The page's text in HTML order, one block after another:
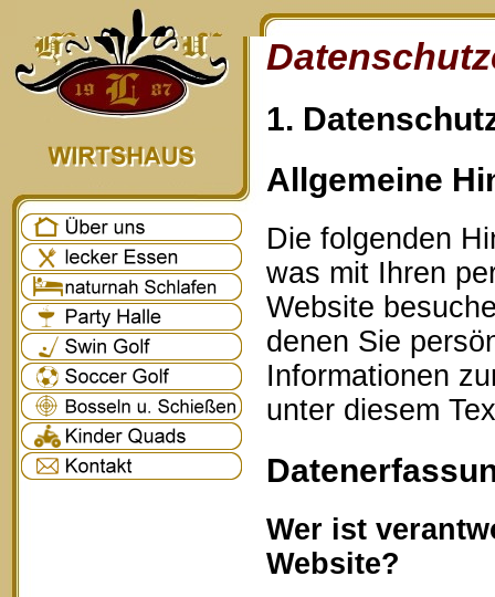
1.
Allgemeine
Die folgenden
was mit Ihren
Website
denen Sie
Informationen
unter diesem
Wer ist
Website?